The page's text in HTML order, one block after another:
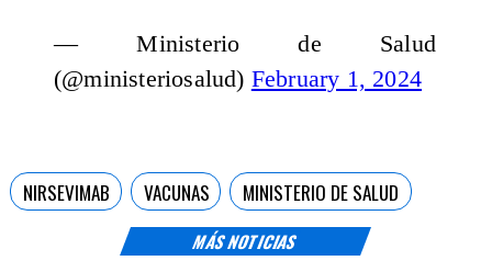
MÁS NOTICIAS
— Ministerio de Salud
(@ministeriosalud) February 1, 2024
NIRSEVIMAB VACUNAS MINISTERIO DE SALUD